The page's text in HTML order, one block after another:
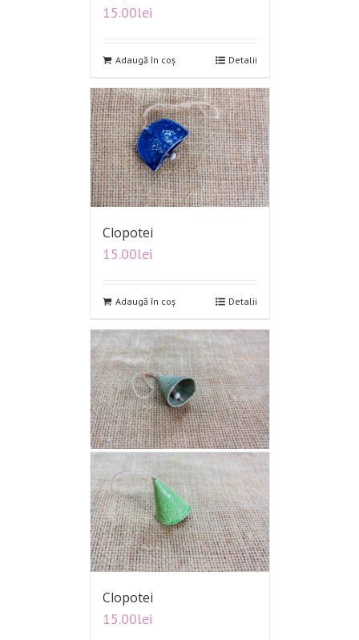
15.00lei
Adaugă în coș Detalii
Clopotei
15.00lei
Adaugă în coș Detalii
Clopotei
15.00lei
Adaugă în coș Detalii
Clopotei
15.00lei